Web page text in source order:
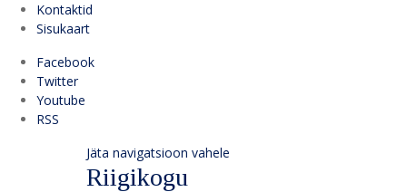
Kontaktid
Sisukaart
Facebook
Twitter
Youtube
RSS
Jäta navigatsioon vahele
Riigikogu